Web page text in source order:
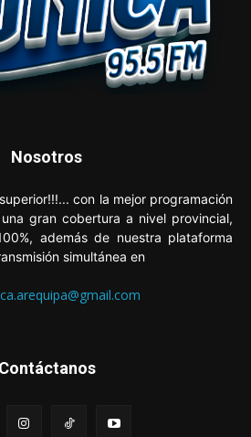
Nosotros
con la mejor programación
gran cobertura a nivel provincial,
además de nuestra plataforma
simultánea en
Contáctanos